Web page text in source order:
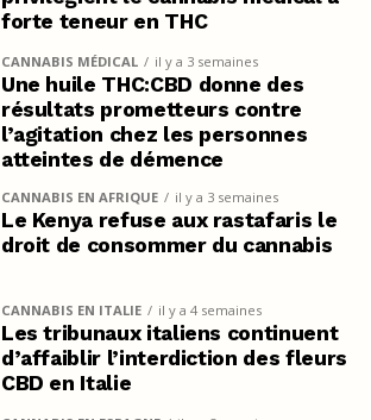
forte teneur en THC
CANNABIS MÉDICAL il y a 3 semaines
Une huile THC:CBD donne des
résultats prometteurs contre
l’agitation chez les personnes
atteintes de démence
CANNABIS EN AFRIQUE il y a 3 semaines
Le Kenya refuse aux rastafaris le
droit de consommer du cannabis
CANNABIS EN ITALIE il y a 4 semaines
Les tribunaux italiens continuent
d’affaiblir l’interdiction des fleurs
CBD en Italie